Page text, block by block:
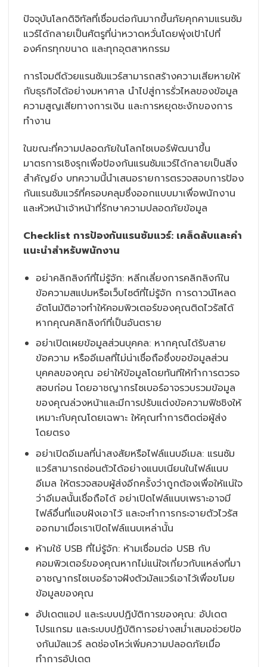
ปัจจุบันโลกดิจิทัลที่เชื่อมต่อกันมากขึ้นภัยคุกคามแรนซัม
แวร์ได้กลายเป็นศัตรูที่น่าหวาดหวั่นโดยพุ่งเป้าไปที่
องค์กรทุกขนาด และทุกอุตสาหกรรม
การโจมตีด้วยแรนซัมแวร์สามารถสร้างความเสียหายให้
กับธุรกิจได้อย่างมหาศาล นำไปสู่การรั่วไหลของข้อมูล
ความสูญเสียทางการเงิน และการหยุดชะงักของการ
ทำงาน
ในขณะที่ความปลอดภัยในโลกไซเบอร์พัฒนาขึ้น
มาตรการเชิงรุกเพื่อป้องกันแรนซัมแวร์ได้กลายเป็นสิ่ง
สำคัญยิ่ง บทความนี้นำเสนอรายการตรวจสอบการป้อง
กันแรนซัมแวร์ที่ครอบคลุมซึ่งออกแบบมาเพื่อพนักงาน
และหัวหน้าเจ้าหน้าที่รักษาความปลอดภัยข้อมูล
Checklist การป้องกันแรนซัมแวร์: เคล็ดลับและคำ
แนะนำสำหรับพนักงาน
อย่าคลิกลิงก์ที่ไม่รู้จัก: หลีกเลี่ยงการคลิกลิงก์ใน
ข้อความสแปมหรือเว็บไซต์ที่ไม่รู้จัก การดาวน์โหลด
อัตโนมัติอาจทำให้คอมพิวเตอร์ของคุณติดไวรัสได้
หากคุณคลิกลิงก์ที่เป็นอันตราย
อย่าเปิดเผยข้อมูลส่วนบุคคล: หากคุณได้รับสาย
ข้อความ หรืออีเมลที่ไม่น่าเชื่อถือซึ่งขอข้อมูลส่วน
บุคคลของคุณ อย่าให้ข้อมูลโดยทันทีให้ทำการตวรจ
สอบก่อน โดยอาชญากรไซเบอร์อาจรวบรวมข้อมูล
ของคุณล่วงหน้าและมีการปรับแต่งข้อความฟิชชิงให้
เหมาะกับคุณโดยเฉพาะ ให้คุณทำการติดต่อผู้ส่ง
โดยตรง
อย่าเปิดอีเมลที่น่าสงสัยหรือไฟล์แนบอีเมล: แรนซัม
แวร์สามารถซ่อนตัวได้อย่างแนบเนียนในไฟล์แนบ
อีเมล ให้ตรวจสอบผู้ส่งอีกครั้งว่าถูกต้องเพื่อให้แน่ใจ
ว่าอีเมลนั้นเชื่อถือได้ อย่าเปิดไฟล์แนบเพราะอาจมี
ไฟล์อื่นที่แอบฝังเอาไว้ และจะทำการกระจายตัวไวรัส
ออกมาเมื่อเราเปิดไฟล์แนบเหล่านั้น
ห้ามใช้ USB ที่ไม่รู้จัก: ห้ามเชื่อมต่อ USB กับ
คอมพิวเตอร์ของคุณหากไม่แน่ใจเกี่ยวกับแหล่งที่มา
อาชญากรไซเบอร์อาจฝังตัวมัลแวร์เอาไว้เพื่อขโมย
ข้อมูลของคุณ
อัปเดตแอป และระบบปฏิบัติการของคุณ: อัปเดต
โปรแกรม และระบบปฏิบัติการอย่างสม่ำเสมอช่วยป้อ
งกันมัลแวร์ ลดช่องโหว่เพิ่มความปลอดภัยเมื่อ
ทำการอัปเดต